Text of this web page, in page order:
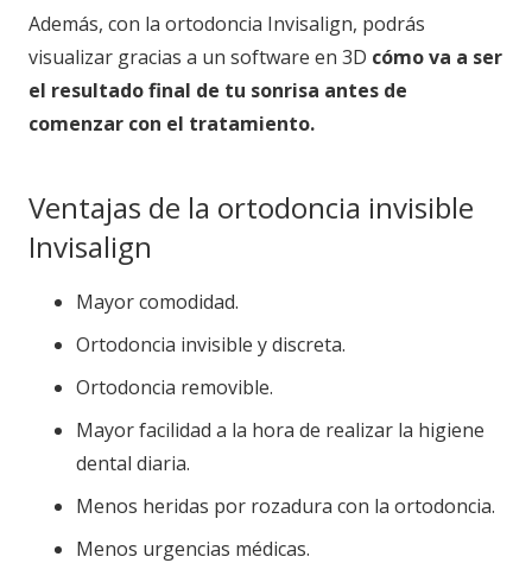
Además, con la ortodoncia Invisalign, podrás
visualizar gracias a un software en 3D cómo va a ser
el resultado final de tu sonrisa antes de
comenzar con el tratamiento.
Ventajas de la ortodoncia invisible
Invisalign
Mayor comodidad.
Ortodoncia invisible y discreta.
Ortodoncia removible.
Mayor facilidad a la hora de realizar la higiene
dental diaria.
Menos heridas por rozadura con la ortodoncia.
Menos urgencias médicas.